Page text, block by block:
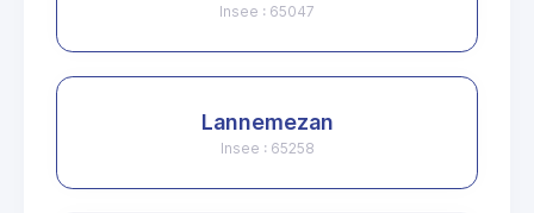
Insee : 65047
Lannemezan
Insee : 65258